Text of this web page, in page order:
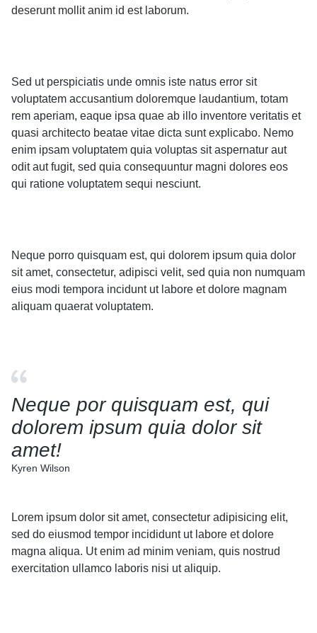
deserunt mollit anim id est laborum.
Sed ut perspiciatis unde omnis iste natus error sit
voluptatem accusantium doloremque laudantium, totam
rem aperiam, eaque ipsa quae ab illo inventore veritatis et
quasi architecto beatae vitae dicta sunt explicabo. Nemo
enim ipsam voluptatem quia voluptas sit aspernatur aut
odit aut fugit, sed quia consequuntur magni dolores eos
qui ratione voluptatem sequi nesciunt.
Neque porro quisquam est, qui dolorem ipsum quia dolor
sit amet, consectetur, adipisci velit, sed quia non numquam
eius modi tempora incidunt ut labore et dolore magnam
aliquam quaerat voluptatem.
Neque por quisquam est, qui
dolorem ipsum quia dolor sit
amet!
Kyren Wilson
Lorem ipsum dolor sit amet, consectetur adipisicing elit,
sed do eiusmod tempor incididunt ut labore et dolore
magna aliqua. Ut enim ad minim veniam, quis nostrud
exercitation ullamco laboris nisi ut aliquip.